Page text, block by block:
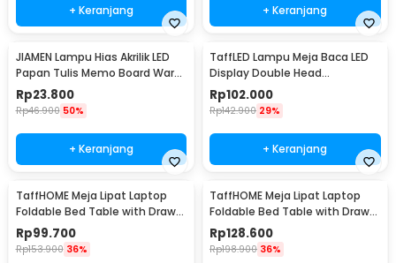
+ Keranjang + Keranjang
JIAMEN Lampu Hias Akrilik LED
Papan Tulis Memo Board Warm
White - LJ0039
Rp23.800
Rp46.900 50%
+ Keranjang
TaffLED Lampu Meja Baca LED
Display Double Head
Rechargeable 3in1 7W - BST-
7019
Rp102.000
Rp142.900 29%
+ Keranjang
TaffHOME Meja Lipat Laptop
Foldable Bed Table with Drawer
Cup Holder 60x40cm - BC67
Rp99.700
Rp153.900 36%
TaffHOME Meja Lipat Laptop
Foldable Bed Table with Drawer
Cup Holder 70x48cm - BC67
Rp128.600
Rp198.900 36%